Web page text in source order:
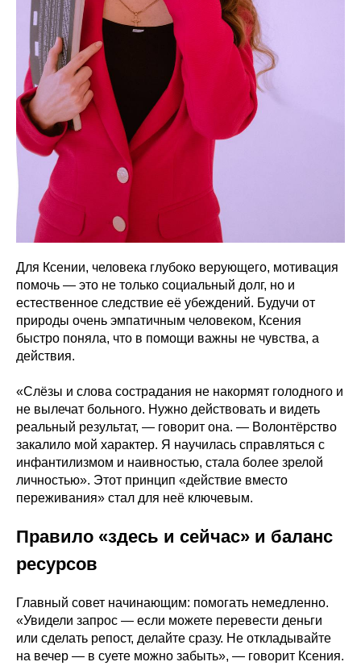
Для Ксении, человека глубоко верующего, мотивация
помочь — это не только социальный долг, но и
естественное следствие её убеждений. Будучи от
природы очень эмпатичным человеком, Ксения
быстро поняла, что в помощи важны не чувства, а
действия.
«Слёзы и слова сострадания не накормят голодного и
не вылечат больного. Нужно действовать и видеть
реальный результат, — говорит она. — Волонтёрство
закалило мой характер. Я научилась справляться с
инфантилизмом и наивностью, стала более зрелой
личностью». Этот принцип «действие вместо
переживания» стал для неё ключевым.
Правило «здесь и сейчас» и баланс
ресурсов
Главный совет начинающим: помогать немедленно.
«Увидели запрос — если можете перевести деньги
или сделать репост, делайте сразу. Не откладывайте
на вечер — в суете можно забыть», — говорит Ксения.